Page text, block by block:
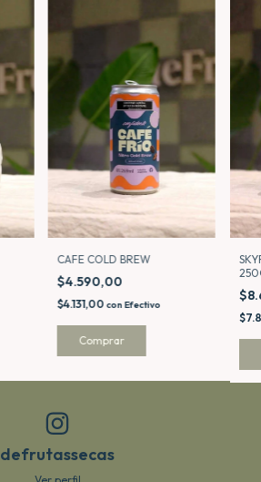
CAFE COLD BREW
$4.590,00
$4.131,00con Efectivo
defrutassecas